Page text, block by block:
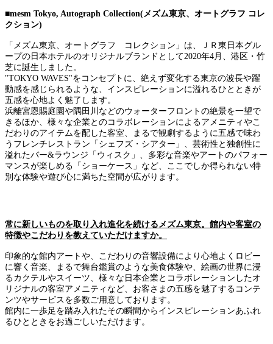
■mesm Tokyo, Autograph Collection(メズム東京、オートグラフ コレ
クション)
「メズム東京、オートグラフ コレクション」は、ＪＲ東日本グル
ープの日本ホテルのオリジナルブランドとして2020年4月、港区・竹
芝に誕生しました。
"TOKYO WAVES"をコンセプトに、絶えず変化する東京の波長や躍
動感を感じられるような、インスピレーションに溢れるひとときが
五感を心地よく魅了します。
浜離宮恩賜庭園や隅田川などのウォーターフロントの絶景を一望で
きるほか、様々な企業とのコラボレーションによるアメニティやこ
だわりのアイテムを配した客室、まるで観劇するように五感で味わ
うフレンチレストラン「シェフズ・シアター」、芸術性と独創性に
溢れたバー&ラウンジ「ウィスク」、多彩な音楽やアートのパフォー
マンスが楽しめる「ショーケース」など、ここでしか得られない特
別な体験や遊び心に満ちた空間が広がります。
常に新しいものを取り入れ進化を続けるメズム東京。館内や客室の
特徴やこだわりを教えていただけますか。
印象的な館内アートや、こだわりの音響設備により心地よくロビー
に響く音楽、まるで舞台鑑賞のような美食体験や、絵画の世界に浸
るカクテルやスイーツ、様々な日本企業とコラボレーションしたオ
リジナルの客室アメニティなど、お客さまの五感を魅了するコンテ
ンツやサービスを多数ご用意しております。
館内に一歩足を踏み入れたその瞬間からインスピレーションあふれ
るひとときをお過ごしいただけます。